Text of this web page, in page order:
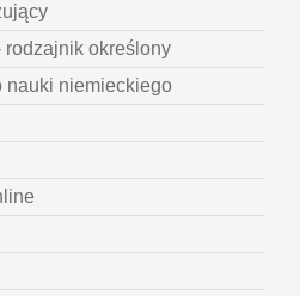
rodzajnik określony
nauki niemieckiego